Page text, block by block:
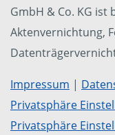
GmbH & Co. KG
Aktenvernichtung,
Impressum |
Privatsphäre
Privatsphäre